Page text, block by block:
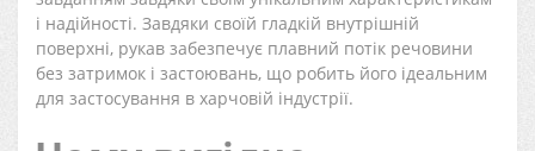
і надійності. Завдяки своїй гладкій внутрішній
поверхні, рукав забезпечує плавний потік речовини
без затримок і застоювань, що робить його ідеальним
для застосування в харчовій індустрії.